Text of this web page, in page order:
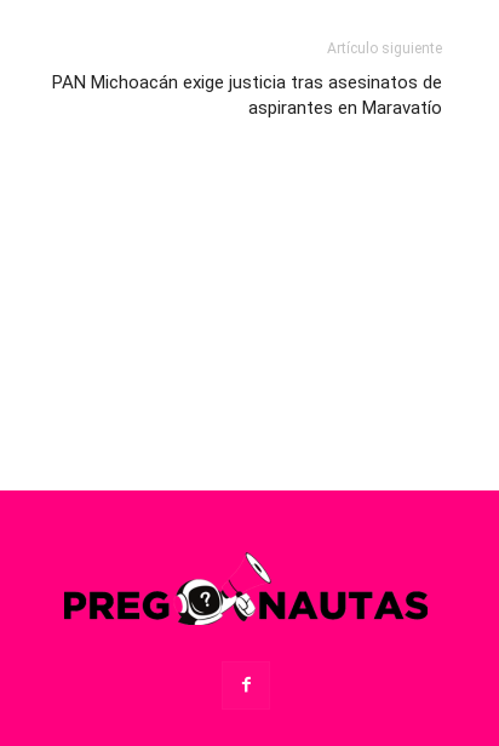
Artículo siguiente
PAN Michoacán exige justicia tras asesinatos de
aspirantes en Maravatío